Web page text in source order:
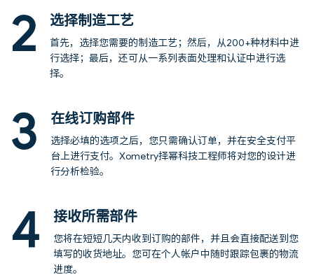
2 选择制造工艺
首先，选择您需要的制造工艺；然后，从200+种材料中进
行选择；最后，还可从一系列表面处理和认证中进行选
择。
3 在线订购部件
选择必填的选项之后，您只需确认订单，并在安全支付平
台上进行支付。Xometry择幂科技工程师将对您的设计进
行分析检验。
4 接收所需部件
您将在短短几天内收到订购的部件，并且会直接配送到您
填写的收货地址。您可在个人帐户中随时跟踪包裹的物流
进度。